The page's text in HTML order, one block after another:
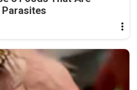
Parasites